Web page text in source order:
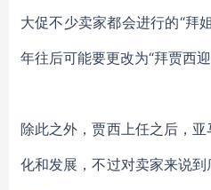
大促不少卖家都会进行的“拜
年往后可能要更改为“拜贾西迎
除此之外，贾西上任之后，
化和发展，不过对卖家来说